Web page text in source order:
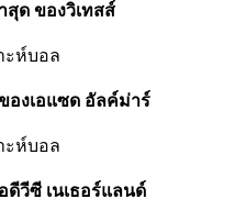
สุด ของวิเทสส์
องเอแซด อัลค์ม่าร์
ดีวีซี เนเธอร์แลนด์